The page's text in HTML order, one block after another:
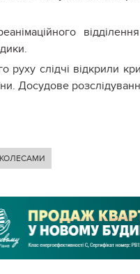
слідчі відкрили
. Досудове